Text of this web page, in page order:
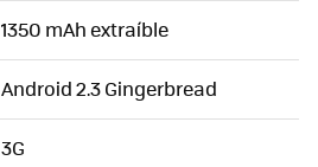
1350 mAh extraíble
Android 2.3 Gingerbread
3G